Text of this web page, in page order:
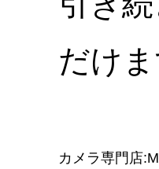
だけま
カメラ専門店